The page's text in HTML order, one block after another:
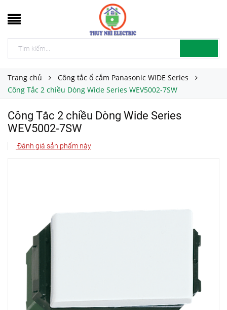
Trang chủ
Công tắc ổ cắm Panasonic WIDE Series
Công Tắc 2 chiều Dòng Wide Series WEV5002‑7SW
Công Tắc 2 chiều Dòng Wide Series
WEV5002‑7SW
Đánh giá sản phẩm này